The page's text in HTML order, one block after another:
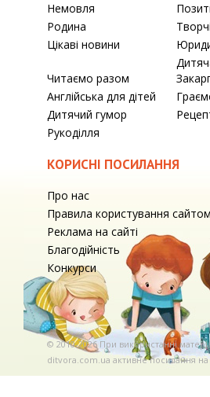
Немовля
Родина
Цікаві новини
Читаємо разом
Англійська для дітей
Дитячий гумор
Рукоділля
КОРИСНІ ПОСИЛАННЯ
Про нас
Правила користування сайтом
Реклама на сайті
Благодійність
Конкурси
© 2010-2026 При використаннi
ditvora.com.ua активне посилання на